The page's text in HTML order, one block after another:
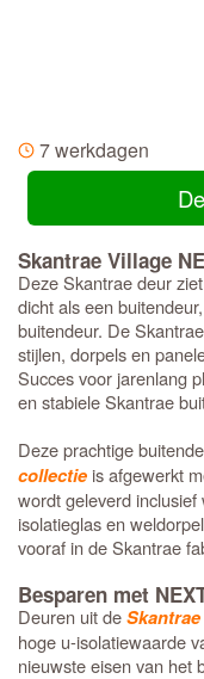
7 werkdagen
Skantrae Village
Deze Skantrae deur
dicht als een
buitendeur. De
stijlen, dorpels en
Succes voor jarenlang
en stabiele Skantrae
Deze prachtige
collectie is afgewerkt
wordt geleverd
isolatieglas en
vooraf in de Skantrae
Besparen met
Deuren uit de
hoge u-isolatiewaarde
nieuwste eisen van het